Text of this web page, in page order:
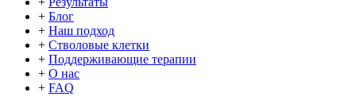
+ Блог
+ Наш подход
+ Стволовые клетки
+ Поддерживающие терапии
+ О нас
+ FAQ